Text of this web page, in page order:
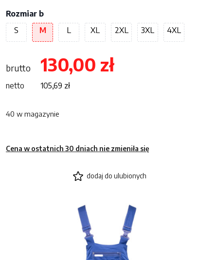
Cena w ostatnich 30 dniach nie zmieniła się
Rozmiar b
S
M L XL 2XL 3XL 4XL
brutto 130,00 zł
netto 105,69 zł
40 w magazynie
dodaj do ulubionych